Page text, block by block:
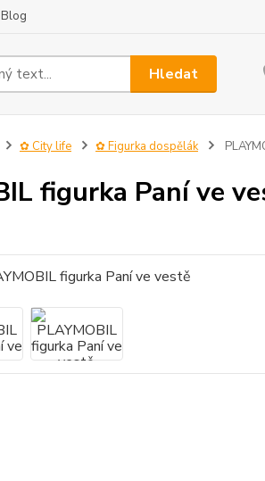
Blog
Hledat
✿ City life ✿ Figurka dospělák
figurka Paní ve